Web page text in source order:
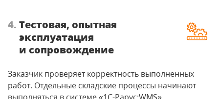
4. Тестовая, опытная
эксплуатация
и сопровождение
Заказчик проверяет корректность выполненных
работ. Отдельные складские процессы начинают